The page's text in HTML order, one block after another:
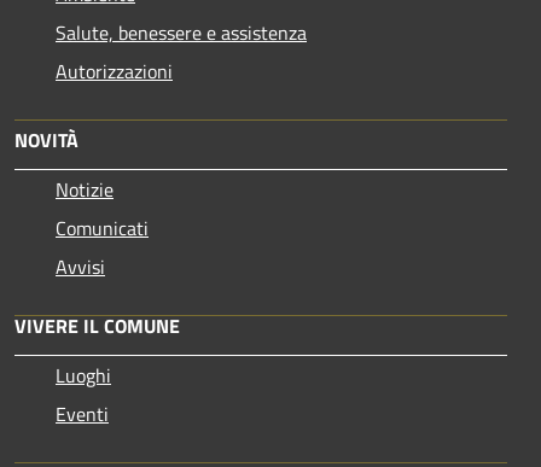
Salute, benessere e assistenza
Autorizzazioni
NOVITÀ
Notizie
Comunicati
Avvisi
VIVERE IL COMUNE
Luoghi
Eventi